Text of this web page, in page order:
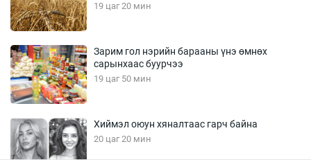
19 цаг 20 мин
Зарим гол нэрийн барааны үнэ өмнөх
сарынхаас буурчээ
19 цаг 50 мин
Хиймэл оюун хяналтаас гарч байна
20 цаг 20 мин